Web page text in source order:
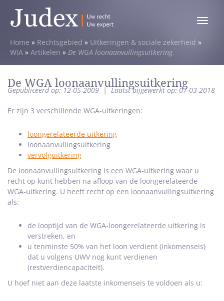
Toggle
Home » Rechtsgebied » Uitkeringen & sociale zekerheid »
WIA » Artikelen » De WGA loonaanvullingsuitkering
De WGA loonaanvullingsuitkering
Gepubliceerd op: 12-05-2009|Laatst bijgewerkt op: 07-03-2018
Er zijn 3 verschillende WGA-uitkeringen:
loongerelateerde uitkering
loonaanvullingsuitkering
vervolguitkering
De loonaanvullingsuitkering is een WGA-uitkering waar u
recht op kunt hebben na afloop van de loongerelateerde
WGA-uitkering. U heeft recht op een loonaanvullingsuitkering
als:
de looptijd van de WGA-loongerelateerde uitkering is
verstreken, en
u tenminste 50% van het loon verdient (inkomenseis)
dat u volgens UWV nog kunt verdienen
(restverdiencapaciteit).
U hoef niet aan deze laatste inkomenseis te voldoen als u: